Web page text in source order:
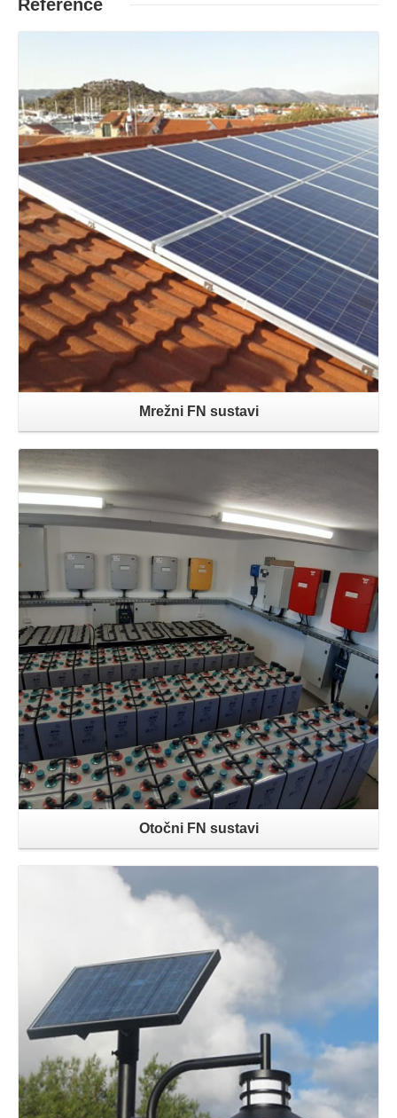
Reference
Opširnije
Mrežni FN sustavi
Otočni FN sustavi
Opširnije